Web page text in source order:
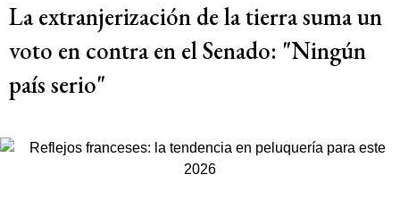
La extranjerización de la tierra suma un
voto en contra en el Senado: "Ningún
país serio"